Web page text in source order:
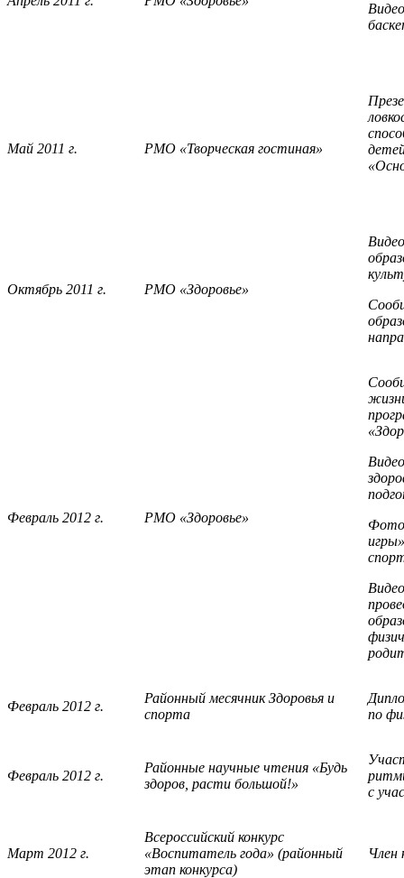
Май 2011 г. РМО «Творческая гостиная»
Октябрь 2011 г. РМО «Здоровье»
Февраль 2012 г. РМО «Здоровье»
Февраль 2012 г.
Районный месячник Здоровья и
спорта
по
Февраль 2012 г.
Районные научные чтения «Будь
здоров, расти большой!»
с
Март 2012 г.
Всероссийский конкурс
«Воспитатель года» (районный
этап конкурса)
Член